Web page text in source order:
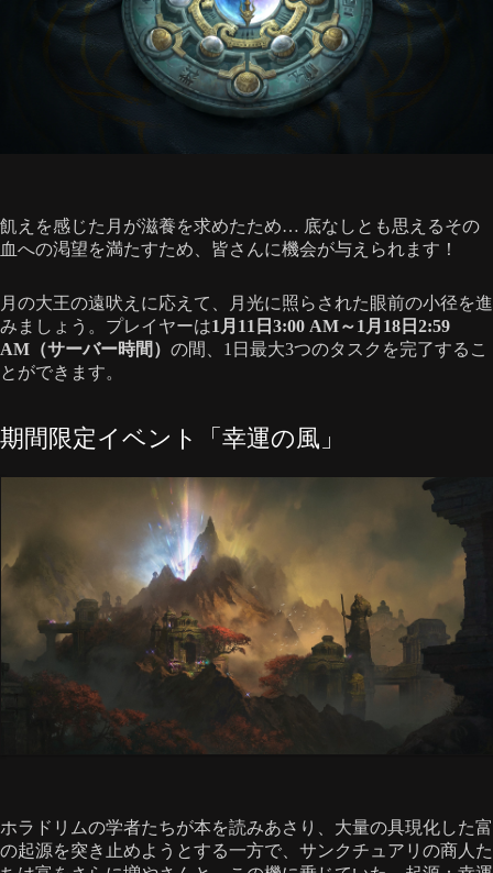
飢えを感じた月が滋養を求めたため… 底なしとも思えるその
血への渇望を満たすため、皆さんに機会が与えられます！
月の大王の遠吠えに応えて、月光に照らされた眼前の小径を進
みましょう。プレイヤーは1月11日3:00 AM～1月18日2:59
AM（サーバー時間） の間、1日最大3つのタスクを完了するこ
とができます。
期間限定イベント「幸運の風」
ホラドリムの学者たちが本を読みあさり、大量の具現化した富
の起源を突き止めようとする一方で、サンクチュアリの商人た